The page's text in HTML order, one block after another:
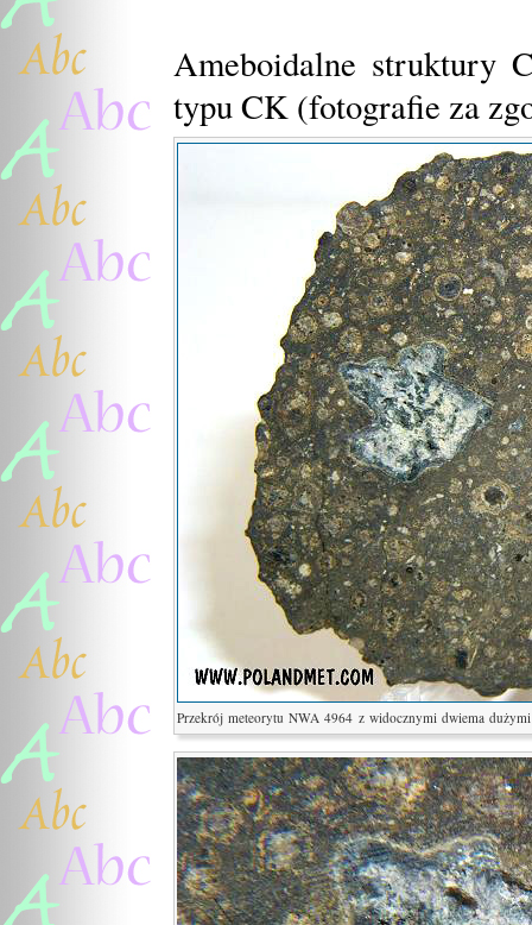
Ameboidalne struktury
typu CK (fotografie za
Przekrój meteorytu NWA 4964 z widocznymi dwiema